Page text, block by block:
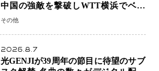
中国の強敵を撃破しWTT横浜でベス
ト8進出
その他
2026.8.7
光GENJIが39周年の節目に待望のサブ